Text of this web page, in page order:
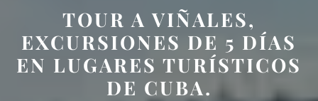
TOUR A VIÑALES,
EXCURSIONES DE 5 DÍAS
EN LUGARES TURÍSTICOS
DE CUBA.